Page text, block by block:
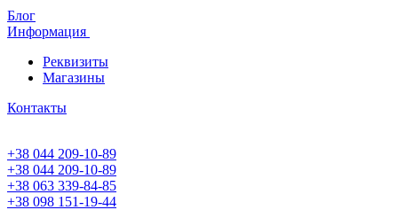
Блог
Информация
Реквизиты
Магазины
Контакты
+38 044 209-10-89
+38 044 209-10-89
+38 063 339-84-85
+38 098 151-19-44